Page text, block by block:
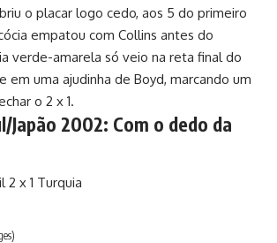
o placar logo cedo, aos 5 do primeiro
empatou com Collins antes do
verde-amarela só veio na reta final do
em uma ajudinha de Boyd, marcando um
o 2 x 1.
Japão 2002: Com o dedo da
2 x 1 Turquia